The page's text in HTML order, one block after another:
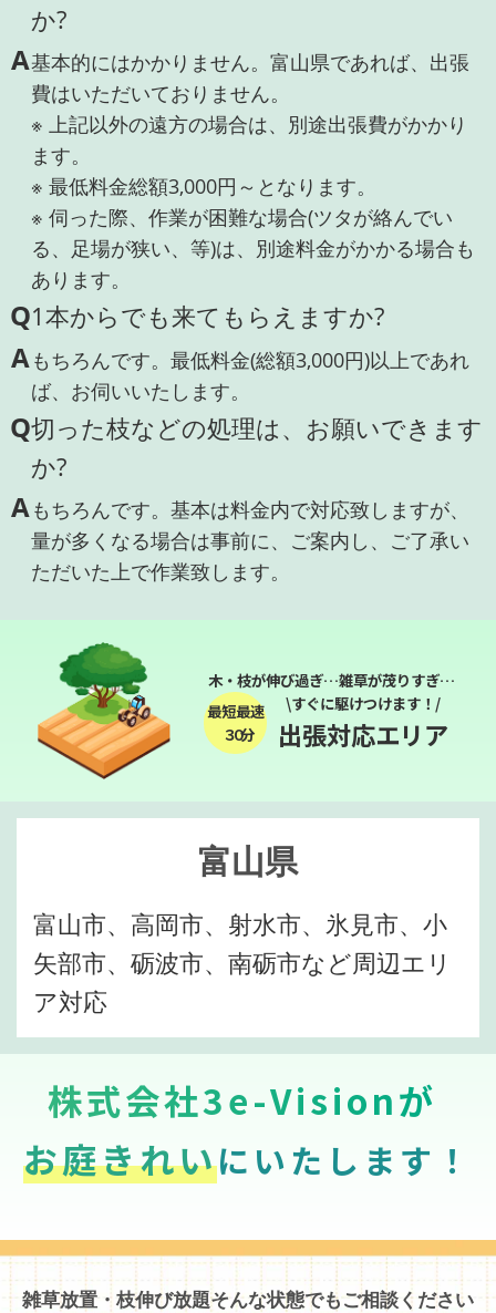
か?
A基本的にはかかりません。富山県であれば、出張
費はいただいておりません。
※ 上記以外の遠方の場合は、別途出張費がかかり
ます。
※ 最低料金総額3,000円～となります。
※ 伺った際、作業が困難な場合(ツタが絡んでい
る、足場が狭い、等)は、別途料金がかかる場合も
あります。
Q1本からでも来てもらえますか?
Aもちろんです。最低料金(総額3,000円)以上であれ
ば、お伺いいたします。
Q切った枝などの処理は、お願いできます
か?
Aもちろんです。基本は料金内で対応致しますが、
量が多くなる場合は事前に、ご案内し、ご了承い
ただいた上で作業致します。
木・枝が伸び過ぎ…雑草が茂りすぎ…
最短最速
３０分
\すぐに駆けつけます！/
出張対応エリア
富山県
富山市、高岡市、射水市、氷見市、小
矢部市、砺波市、南砺市など周辺エリ
ア対応
株式会社3e-Visionが
お庭きれいにいたします！
雑草放置・枝伸び放題そんな状態でもご相談ください